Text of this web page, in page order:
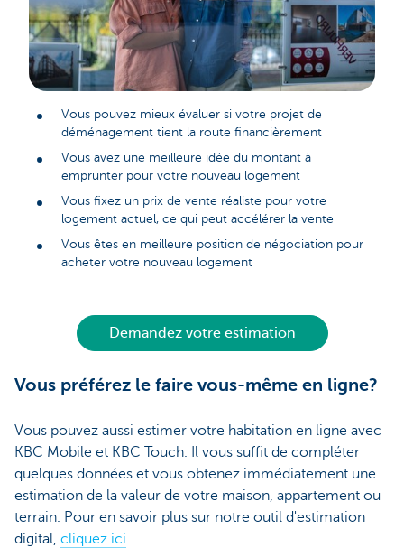
Vous pouvez mieux évaluer si votre projet de
déménagement tient la route financièrement
Vous avez une meilleure idée du montant à
emprunter pour votre nouveau logement
Vous fixez un prix de vente réaliste pour votre
logement actuel, ce qui peut accélérer la vente
Vous êtes en meilleure position de négociation pour
acheter votre nouveau logement
Demandez votre estimation
Vous préférez le faire vous-même en ligne?
Vous pouvez aussi estimer votre habitation en ligne avec
KBC Mobile et KBC Touch. Il vous suffit de compléter
quelques données et vous obtenez immédiatement une
estimation de la valeur de votre maison, appartement ou
terrain. Pour en savoir plus sur notre outil d'estimation
digital, cliquez ici.